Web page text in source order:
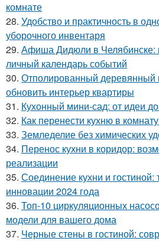
комнате
28. Удобство и практичность в
уборочного инвентаря
29. Афиша Дидюли в Челябинске:
личный календарь событий
30. Отполированный деревянный
обновить интерьер квартиры
31. Кухонный мини-сад: от идеи
32. Как перенести кухню в
33. Земледелие без химических
34. Перенос кухни в коридор:
реализации
35. Соединение кухни и гостиной:
инновации 2024 года
36. Топ-10 циркуляционных
модели для вашего дома
37. Черные стены в гостиной: